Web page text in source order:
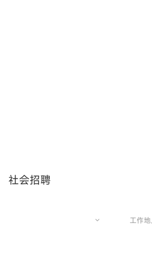
社会招聘
工作